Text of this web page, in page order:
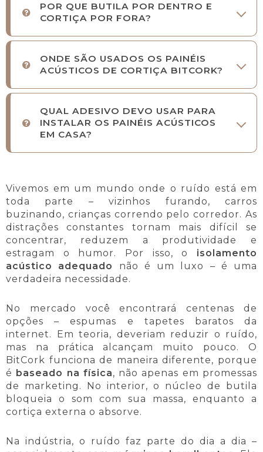
POR QUE BUTILA POR DENTRO E
CORTIÇA POR FORA?
ONDE SÃO USADOS OS PAINÉIS
ACÚSTICOS DE CORTIÇA BITCORK?
QUAL ADESIVO DEVO USAR PARA
INSTALAR OS PAINÉIS ACÚSTICOS
EM CASA?
Vivemos em um mundo onde o ruído está em
toda parte – vizinhos furando, carros
buzinando, crianças correndo pelo corredor. As
distrações constantes tornam mais difícil se
concentrar, reduzem a produtividade e
estragam o humor. Por isso, o isolamento
acústico adequado
não é um luxo – é uma
verdadeira necessidade.
No mercado você encontrará centenas de
opções – espumas e tapetes baratos da
internet. Em teoria, deveriam reduzir o ruído,
mas na prática alcançam muito pouco. O
BitCork funciona de maneira diferente, porque
é baseado na física, não apenas em promessas
de marketing. No interior, o núcleo de butila
bloqueia o som com sua massa, enquanto a
cortiça externa o absorve.
Na indústria, o ruído faz parte do dia a dia –